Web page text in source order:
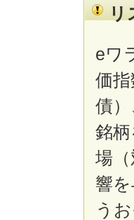
リ
eワ
価
債
銘
場
響
う